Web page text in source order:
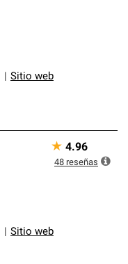
Sitio web
Sitio web
★ 4.96
48 reseñas